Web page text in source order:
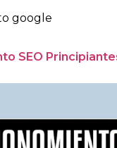
google
SEO